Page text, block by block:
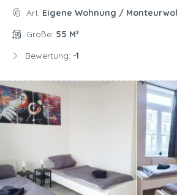
Art: Eigene Wohnung /
Größe: 55 M²
Bewertung: -1